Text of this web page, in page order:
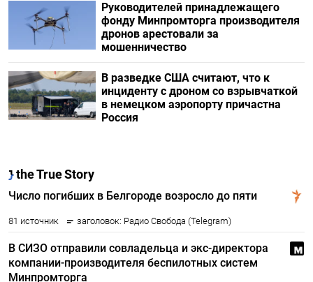
Руководителей принадлежащего
фонду Минпромторга производителя
дронов арестовали за
мошенничество
В разведке США считают, что к
инциденту с дроном со взрывчаткой
в немецком аэропорту причастна
Россия